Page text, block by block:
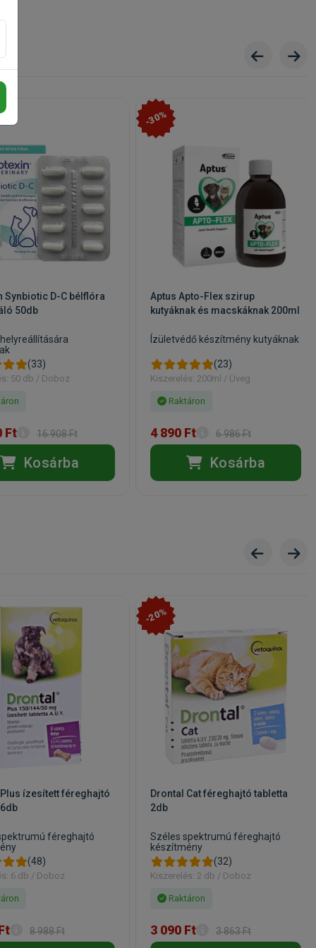
Synbiotic D-C bélflóra
50db
(33)
50 db / Doboz
Ft 16 908 Ft
Kosárba
-30%
Aptus Apto-Flex szirup
kutyáknak és macskáknak 200ml
Ízületvédő készítmény kutyáknak
(23)
Kiszerelés: 200ml / Üveg
Raktáron
4 890 Ft 6 986 Ft
Kosárba
ízesített féreghajtó
féreghajtó
(48)
6 db / Doboz
8 988 Ft
-20%
Drontal Cat féreghajtó tabletta
2db
Széles spektrumú féreghajtó
készítmény
(32)
Kiszerelés: 2 db / Doboz
Raktáron
3 090 Ft 3 863 Ft